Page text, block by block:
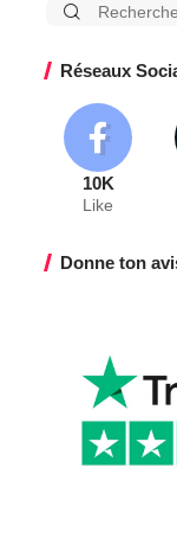
Réseaux
10K
Like
Donne ton